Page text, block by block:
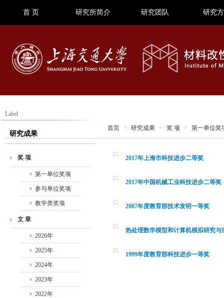
首 页 研究所简介 研究团队 研究
Label
研究成果
奖 项
第一单位奖项
参与单位奖项
教学类奖项
文 章
2026年
2025年
2024年
2023年
2022年
首页 > 研究成果 > 奖 项 > 第一单位奖
2017年上海市科技进步二等奖
2017年中国机械工业科技进步二等奖
2007年度教育部技术发明一等奖
热处理数学模型和计算机模拟研究
1999年度教育部科技进步一等奖